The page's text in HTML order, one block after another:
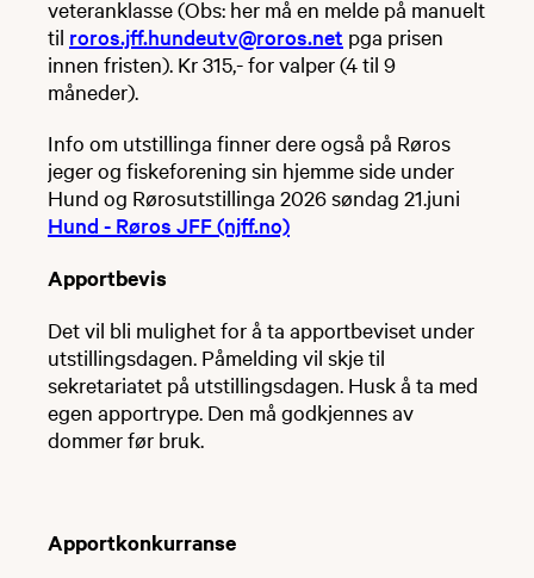
veteranklasse (Obs: her må en melde på manuelt
til roros.jff.hundeutv@roros.net pga prisen
innen fristen). Kr 315,- for valper (4 til 9
måneder).
Info om utstillinga finner dere også på Røros
jeger og fiskeforening sin hjemme side under
Hund og Rørosutstillinga 2026 søndag 21.juni
Hund - Røros JFF (njff.no)
Apportbevis
​Det vil bli mulighet for å ta apportbeviset under
utstillingsdagen. Påmelding vil skje til
sekretariatet på utstillingsdagen. Husk å ta med
egen apportrype. Den må godkjennes av
dommer før bruk.
Apportkonkurranse